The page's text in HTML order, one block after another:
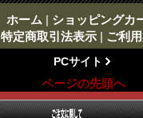
ホーム | ショッピングカ
特定商取引法表示 | ご利
PCサイト
ページの先頭へ